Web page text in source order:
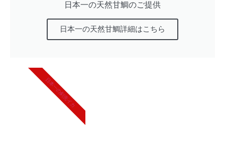
日本一の天然甘鯛のご提供
日本一の天然甘鯛詳細はこちら
日本一の剣先イカ